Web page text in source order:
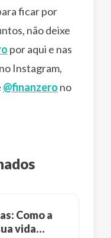
ficar por
não deixe
por aqui e nas
no Instagram,
@finanzero no
Como a
vida